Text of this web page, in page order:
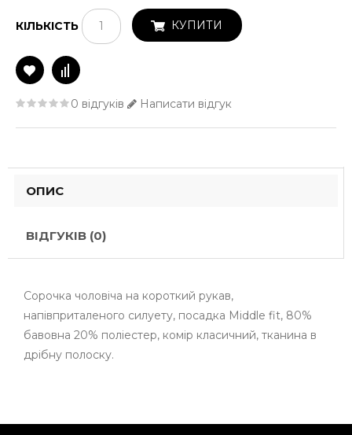
КІЛЬКІСТЬ КУПИТИ
0 відгуків Написати відгук
ОПИС
ВІДГУКІВ (0)
Сорочка чоловіча на короткий рукав,
напівприталеного силуету, посадка Middle fit, 80%
бавовна 20% поліестер, комір класичний, тканина в
дрібну полоску.